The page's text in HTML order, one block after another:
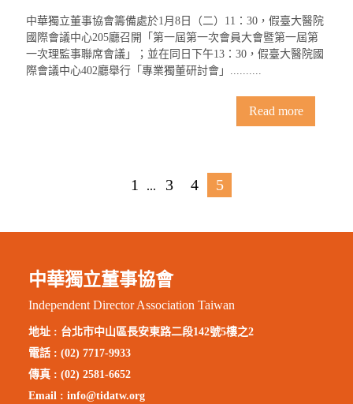
中華獨立董事協會籌備處於1月8日（二）11：30，假臺大醫院
國際會議中心205廳召開「第一屆第一次會員大會暨第一屆第
一次理監事聯席會議」；並在同日下午13：30，假臺大醫院國
際會議中心402廳舉行「專業獨董研討會」..........
Read more
1 ... 3 4 5
中華獨立董事協會
Independent Director Association Taiwan
地址 : 台北市中山區長安東路二段142號5樓之2
電話 : (02) 7717-9933
傳真 : (02) 2581-6652
Email :info@tidatw.org